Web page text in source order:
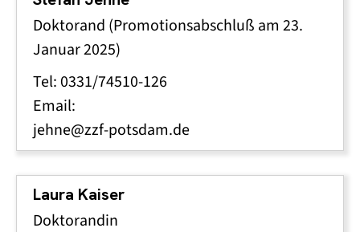
Doktorand (Promotionsabschluß am 23.
Januar 2025)
Tel: 0331/74510-126
Email:
jehne@zzf-potsdam.de
Laura Kaiser
Doktorandin